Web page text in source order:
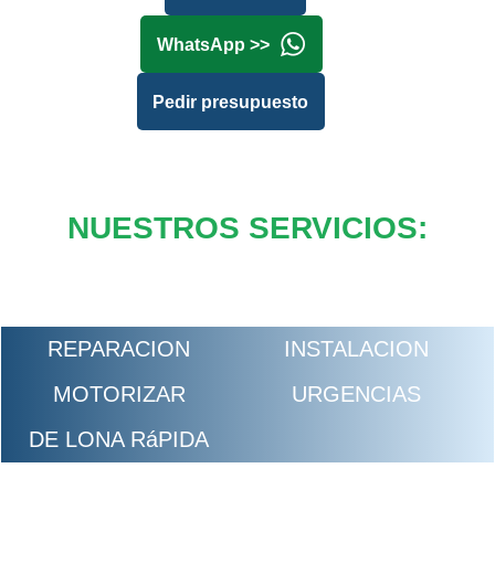
WhatsApp >>
Pedir presupuesto
NUESTROS SERVICIOS:
REPARACION
INSTALACION
MOTORIZAR
URGENCIAS
DE LONA RáPIDA